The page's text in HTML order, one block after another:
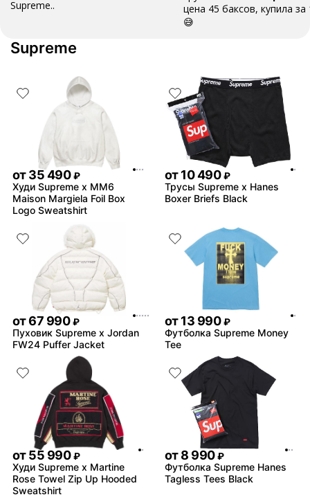
Supreme..
цена 45 баксов, купила за
😅
Supreme
от35 490 ₽
Худи Supreme x MM6
Maison Margiela Foil Box
Logo Sweatshirt
от10 490 ₽
Трусы Supreme x Hanes
Boxer Briefs Black
от67 990 ₽
Пуховик Supreme x Jordan
FW24 Puffer Jacket
от13 990 ₽
Футболка Supreme Money
Tee
от55 990 ₽
Худи Supreme x Martine
Rose Towel Zip Up Hooded
Sweatshirt
от8 990 ₽
Футболка Supreme Hanes
Tagless Tees Black